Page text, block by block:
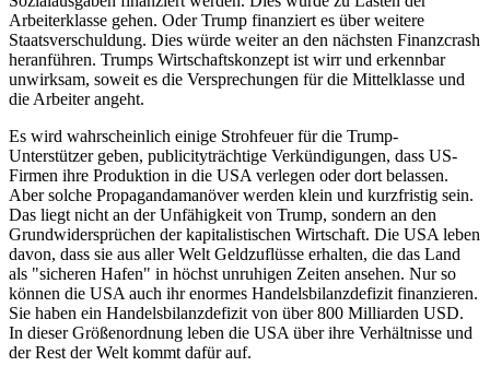
Arbeiterklasse gehen. Oder Trump finanziert es über weitere
Staatsverschuldung. Dies würde weiter an den nächsten Finanzcrash
heranführen. Trumps Wirtschaftskonzept ist wirr und erkennbar
unwirksam, soweit es die Versprechungen für die Mittelklasse und
die Arbeiter angeht.
Es wird wahrscheinlich einige Strohfeuer für die Trump-
Unterstützer geben, publicityträchtige Verkündigungen, dass US-
Firmen ihre Produktion in die USA verlegen oder dort belassen.
Aber solche Propagandamanöver werden klein und kurzfristig sein.
Das liegt nicht an der Unfähigkeit von Trump, sondern an den
Grundwidersprüchen der kapitalistischen Wirtschaft. Die USA leben
davon, dass sie aus aller Welt Geldzuflüsse erhalten, die das Land
als "sicheren Hafen" in höchst unruhigen Zeiten ansehen. Nur so
können die USA auch ihr enormes Handelsbilanzdefizit finanzieren.
Sie haben ein Handelsbilanzdefizit von über 800 Milliarden USD.
In dieser Größenordnung leben die USA über ihre Verhältnisse und
der Rest der Welt kommt dafür auf.